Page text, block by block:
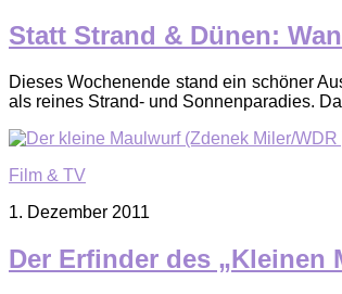
Statt Strand & Dünen:
Dieses Wochenende stand ein schöner
als reines Strand- und Sonnenparadies.
Film & TV
1. Dezember 2011
Der Erfinder des „Kleinen